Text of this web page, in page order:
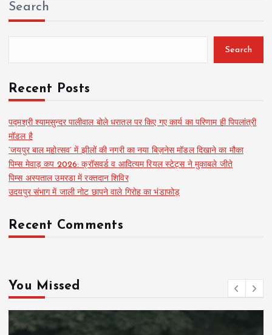
Search
Search
Recent Posts
पद्मश्री श्यामसुन्दर पालीवाल बोले धरातल पर किए गए कार्य का परिणाम ही पिपलांत्री
मॉडल है
‘जयपुर बाल महोत्सव’ में झीलों की नगरी का नया बिज़नेस मॉडल दिखाने का मौका
पिम्स मेवाड़ कप 2026: क्रॉसवर्ड व आदित्यम रियल स्टेट्स ने मुकाबले जीते
पिम्स अस्पताल उमरडा में रक्तदान शिविर
उदयपुर संभाग में जाली नोट छापने वाले गिरोह का भंडाफोड़
Recent Comments
You Missed